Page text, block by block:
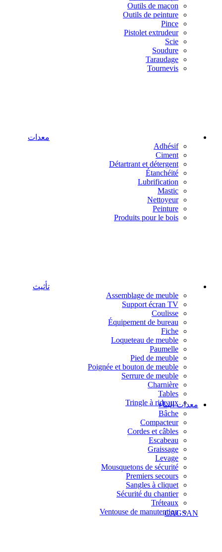
Outils de maçon
Outils de peinture
Pince
Pistolet extrudeur
Scie
Soudure
Taraudage
Tournevis
معدات
Adhésif
Ciment
Détartrant et détergent
Étanchéité
Lubrification
Mastic
Nettoyeur
Peinture
Produits pour le bois
تأثيث
Assemblage de meuble
Support écran TV
Coulisse
Équipement de bureau
Fiche
Loqueteau de meuble
Paumelle
Pied de meuble
Poignée et bouton de meuble
Serrure de meuble
Charnière
Tables
Tringle à rideauxمعدات البناء
Bâche
Compacteur
Cordes et câbles
Escabeau
Graissage
Levage
Mousquetons de sécurité
Premiers secours
Sangles à cliquet
Sécurité du chantier
Tréteaux
Ventouse de manutentionCAGSAN